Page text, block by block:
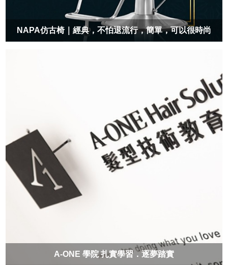
NAPA仿古椅｜經典，不怕退流行，簡單，可以很時尚
A-ONE 學院 扎實學習．逐夢踏實